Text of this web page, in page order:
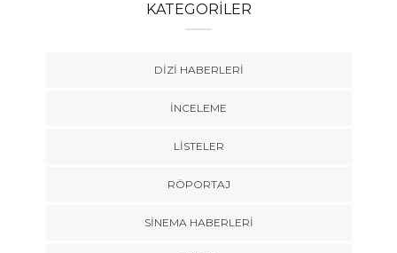
KATEGORILER
DIZI HABERLERI
İNCELEME
LISTELER
RÖPORTAJ
SINEMA HABERLERI